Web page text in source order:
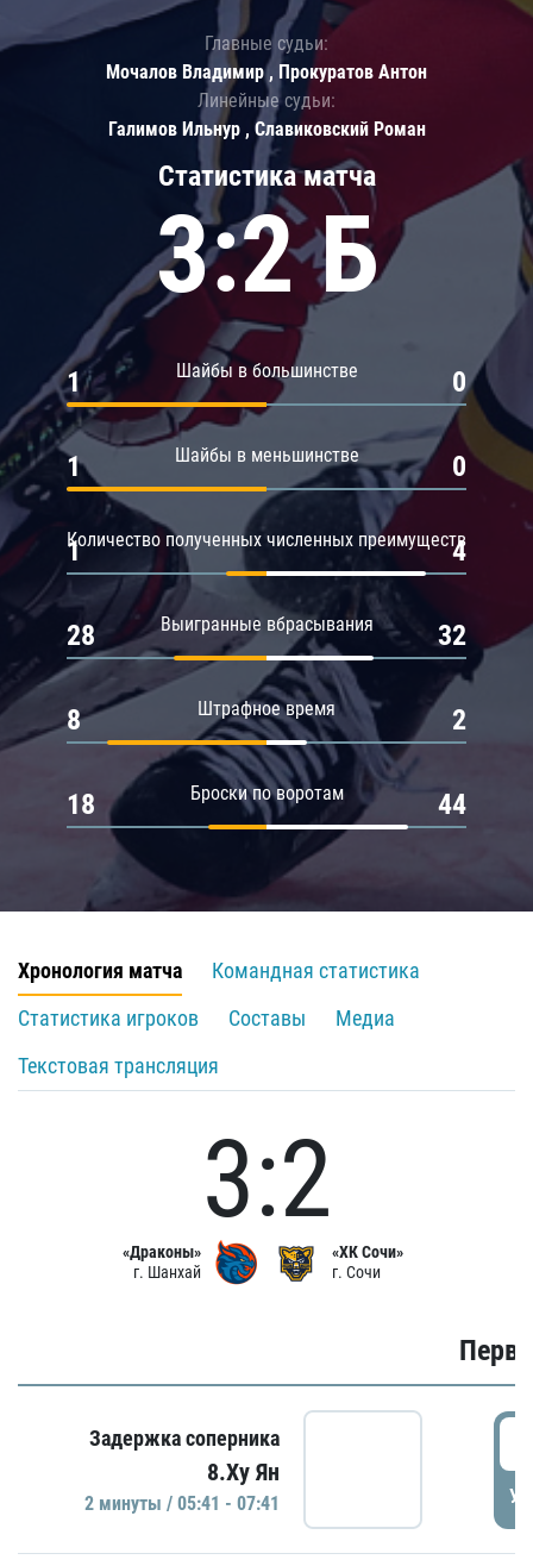
Статистика матча
3:2 Б
Шайбы в большинстве
1 0
Шайбы в меньшинстве
1 0
Количество полученных численных преимуществ
1 4
Выигранные вбрасывания
28 32
Штрафное время
8 2
Броски по воротам
18 44
Главные судьи:
Мочалов Владимир , Прокуратов Антон
Линейные судьи:
Галимов Ильнур , Славиковский Роман
Хронология матча
Командная статистика
Статистика игроков
Составы
Медиа
Текстовая трансляция
«Драконы»
г. Шанхай
3:2
«ХК Сочи»
г. Сочи
Задержка соперника
8.Ху Ян
2 минуты / 05:41 - 07:41